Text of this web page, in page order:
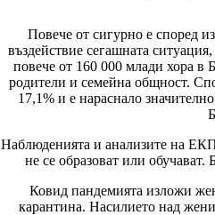
Повече от сигурно е според
въздействие сегашната
повече от 160 000 млади хора в
родители и семейна общност.
17,1% и е нараснало
Наблюденията и анализите на ЕКП
не се образоват или
Ковид пандемията изложи
карантина. Насилието над